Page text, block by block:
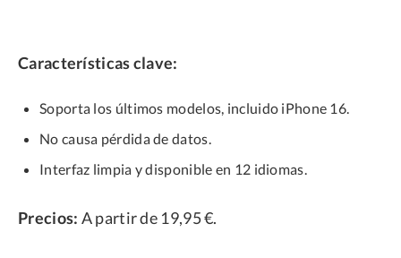
Características clave:
Soporta los últimos modelos, incluido iPhone 16.
No causa pérdida de datos.
Interfaz limpia y disponible en 12 idiomas.
Precios: A partir de 19,95 €.